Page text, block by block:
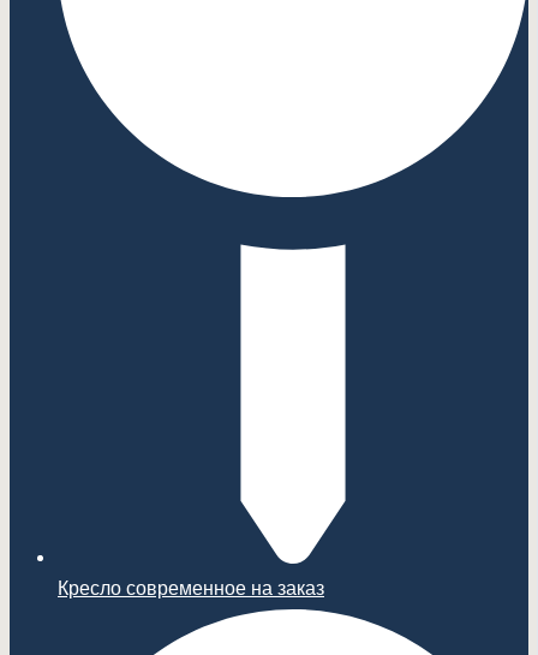
Кресло современное на заказ